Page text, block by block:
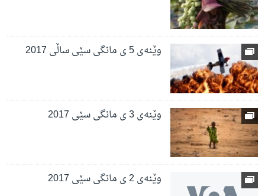
وێنەی 5 ی مانگی سێی ساڵی 2017
وێنەی 3 ی مانگی سێی 2017
وێنەی 2 ی مانگی سێی 2017